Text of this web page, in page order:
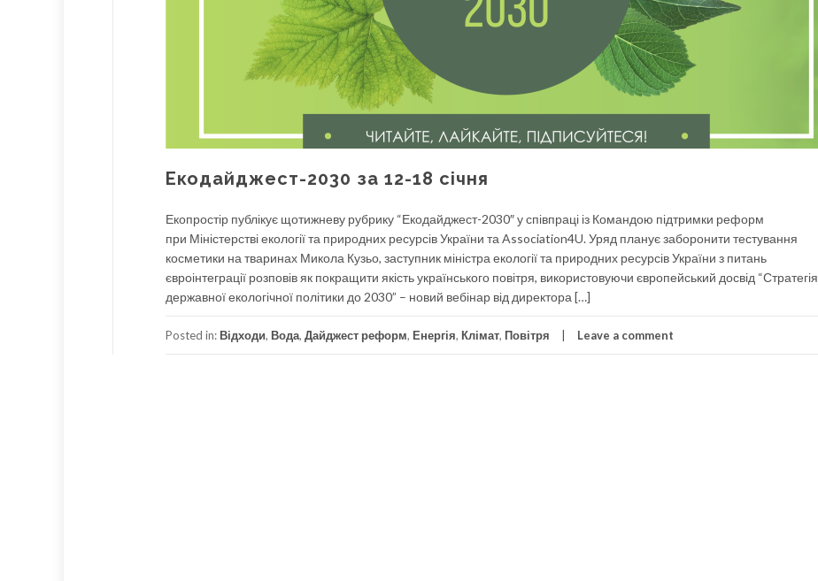
Екодайджест-2030 за 12-18 січня
Екопростір публікує щотижневу рубрику “Екодайджест-2030″ у співпраці із Командою підтримки реформ
при Міністерстві екології та природних ресурсів України та Association4U. Уряд планує заборонити тестування
косметики на тваринах Микола Кузьо, заступник міністра екології та природних ресурсів України з питань
євроінтеграції розповів як покращити якість українського повітря, використовуючи європейський досвід “Стратегія
державної екологічної політики до 2030” – новий вебінар від директора […]
Posted in: Відходи, Вода, Дайджест реформ, Енергія, Клімат, Повітря Leave a comment